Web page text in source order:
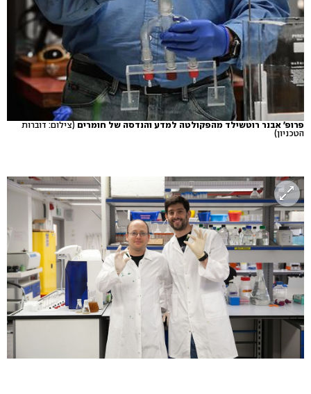
פרופ' אבנר רוטשילד מהפקולטה למדע והנדסה של חומרים (צילום: דוברות
הטכניון)